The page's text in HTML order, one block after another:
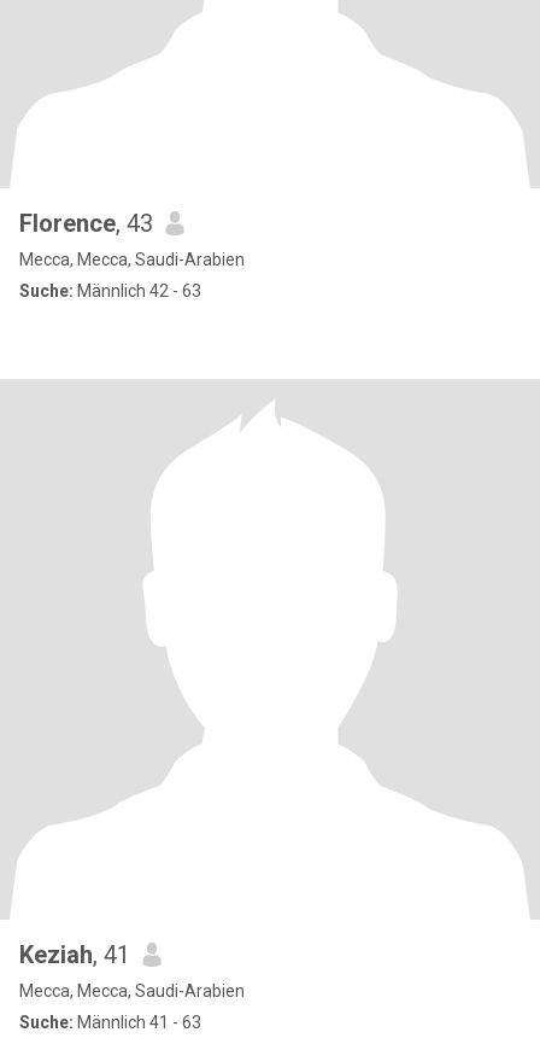
Florence, 43
Mecca, Mecca, Saudi-Arabien
Suche: Männlich 42 - 63
Keziah, 41
Mecca, Mecca, Saudi-Arabien
Suche: Männlich 41 - 63